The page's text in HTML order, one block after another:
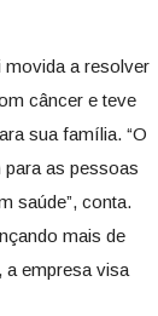
movida a resolver
câncer e teve
sua família. “O
para as pessoas
saúde”, conta.
mais de
a empresa visa